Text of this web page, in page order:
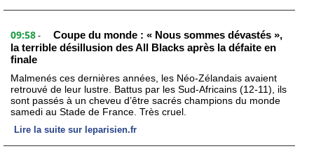
09:58 -
Coupe du monde : « Nous sommes dévastés »,
la terrible désillusion des All Blacks après la défaite en
finale
Malmenés ces dernières années, les Néo-Zélandais avaient
retrouvé de leur lustre. Battus par les Sud-Africains (12-11), ils
sont passés à un cheveu d’être sacrés champions du monde
samedi au Stade de France. Très cruel.
Lire la suite sur leparisien.fr